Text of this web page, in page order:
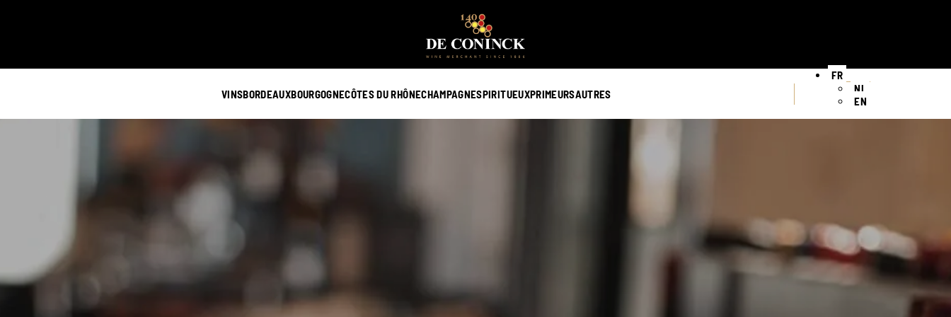
VINSBORDEAUXBOURGOGNECÔTES DU RHÔNECHAMPAGNESPIRITUEUXPRIMEURSAUTRES
FR
NL
EN